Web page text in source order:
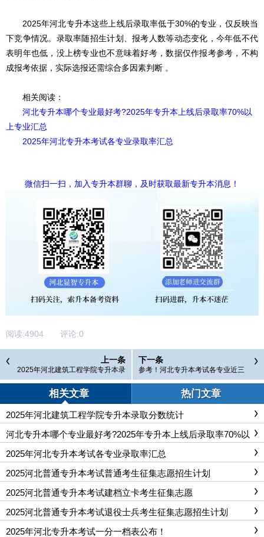
2025年河北专升本这些上线后录取率低于30%的专业，仅反映当
下竞争情况。录取率随招生计划、报考人数等动态变化，今年低不代
表明年也低，没上榜专业也不意味着好考，数据仅作报考参考，不构
成报考依据，实际选报还需综合多因素判断 。
相关阅读：
河北专升本哪个专业最好考?2025年专升本上线后录取率70%以
上专业汇总
2025年河北专升本考试各专业录取率汇总
微信扫一扫，加入专升本群聊，及时获取最新专升本消息！
阅读:4904 评论:0
上一条
2025年河北建筑工程学院专升本录
下一条
参考！河北专升本考试各专业近三
相关文章 热门文章
2025年河北建筑工程学院专升本录取分数统计
河北专升本哪个专业最好考?2025年专升本上线后录取率70%以
上专业汇总
2025年河北专升本考试各专业录取率汇总
2025河北普通专升本考试普通考生征集志愿招生计划
2025河北普通专升本考试建档立卡考生征集志愿
2025河北普通专升本考试退役士兵考生征集志愿招生计划
2025年河北专升本考试一分一档表公布！